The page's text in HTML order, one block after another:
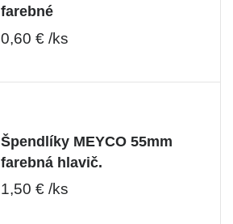
farebné
0,60 € /ks
Špendlíky MEYCO 55mm
farebná hlavič.
1,50 € /ks